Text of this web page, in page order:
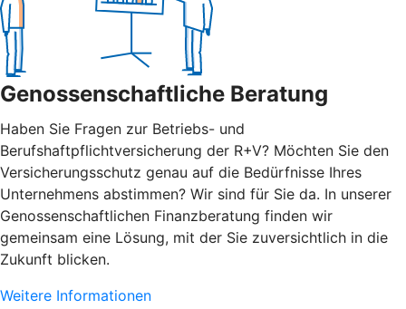
Genossenschaftliche Beratung
Haben Sie Fragen zur Betriebs- und
Berufshaftpflichtversicherung der R+V? Möchten Sie den
Versicherungsschutz genau auf die Bedürfnisse Ihres
Unternehmens abstimmen? Wir sind für Sie da. In unserer
Genossenschaftlichen Finanzberatung finden wir
gemeinsam eine Lösung, mit der Sie zuversichtlich in die
Zukunft blicken.
Weitere Informationen